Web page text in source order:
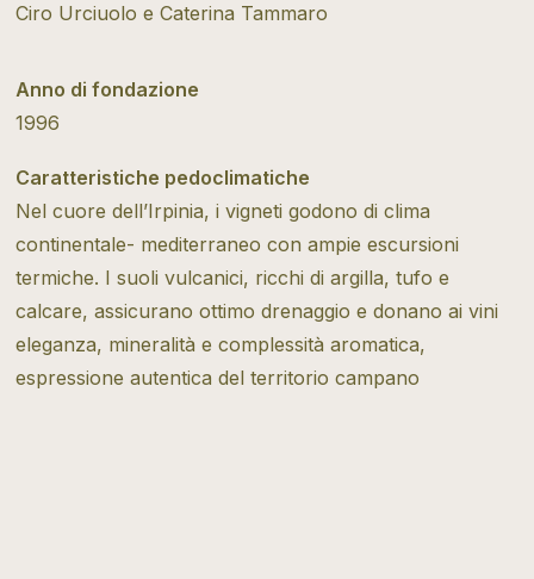
Ciro Urciuolo e Caterina Tammaro
Anno di fondazione
1996
Caratteristiche pedoclimatiche
Nel cuore dell’Irpinia, i vigneti godono di clima
continentale- mediterraneo con ampie escursioni
termiche. I suoli vulcanici, ricchi di argilla, tufo e
calcare, assicurano ottimo drenaggio e donano ai vini
eleganza, mineralità e complessità aromatica,
espressione autentica del territorio campano